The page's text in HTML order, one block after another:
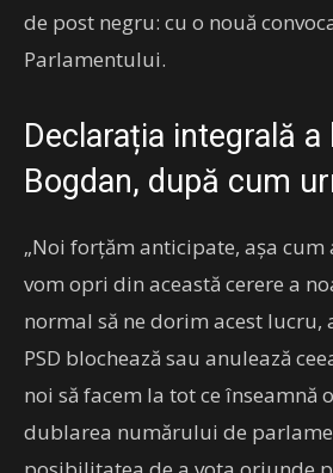
de post negru: cu o nouă
Parlamentului.
Declarația integrală a
Bogdan, după cum
„Noi forțăm anticipate, așa cum
vom opri din această cerere a
normal să ne dorim acest lucru,
PSD blochează sau anulează
noi să facem la tot ce înseamnă
dublarea numărului de